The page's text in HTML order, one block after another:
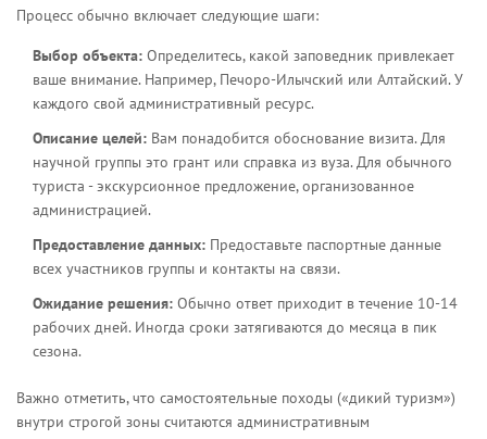
Процесс обычно включает следующие шаги:
Выбор объекта: Определитесь, какой заповедник привлекает
ваше внимание. Например, Печоро-Илычский или Алтайский. У
каждого свой административный ресурс.
Описание целей: Вам понадобится обоснование визита. Для
научной группы это грант или справка из вуза. Для обычного
туриста - экскурсионное предложение, организованное
администрацией.
Предоставление данных: Предоставьте паспортные данные
всех участников группы и контакты на связи.
Ожидание решения: Обычно ответ приходит в течение 10-14
рабочих дней. Иногда сроки затягиваются до месяца в пик
сезона.
Важно отметить, что самостоятельные походы («дикий туризм»)
внутри строгой зоны считаются административным